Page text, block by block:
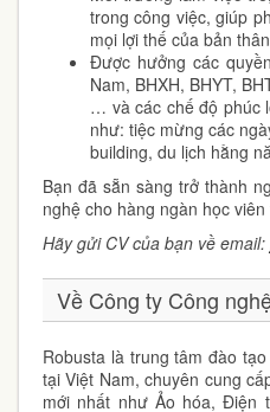
trong công việc, giúp
mọi lợi thế của bản
Được hưởng các
Nam, BHXH, BHYT,
… và các chế độ phúc
như: tiệc mừng các
building, du lịch hằng
Bạn đã sẵn sàng trở thành
nghệ cho hàng ngàn học
Hãy gửi CV của bạn về email:
Về Công ty Công
Robusta là trung tâm đào
tại Việt Nam, chuyên cung
mới nhất như Ảo hóa, Điện